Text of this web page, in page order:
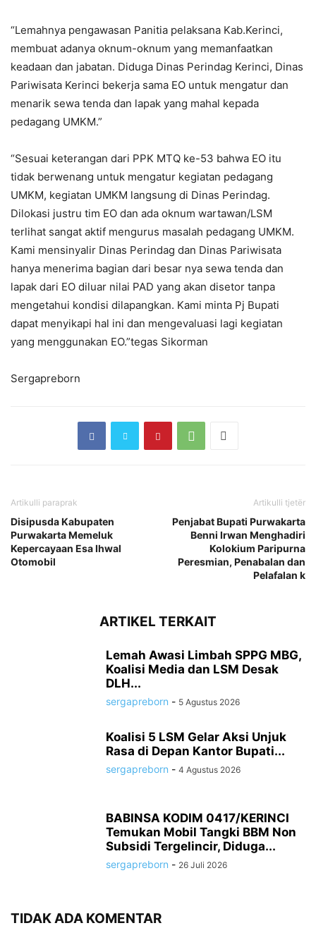
“Lemahnya pengawasan Panitia pelaksana Kab.Kerinci,
membuat adanya oknum-oknum yang memanfaatkan
keadaan dan jabatan. Diduga Dinas Perindag Kerinci, Dinas
Pariwisata Kerinci bekerja sama EO untuk mengatur dan
menarik sewa tenda dan lapak yang mahal kepada
pedagang UMKM.”
“Sesuai keterangan dari PPK MTQ ke-53 bahwa EO itu
tidak berwenang untuk mengatur kegiatan pedagang
UMKM, kegiatan UMKM langsung di Dinas Perindag.
Dilokasi justru tim EO dan ada oknum wartawan/LSM
terlihat sangat aktif mengurus masalah pedagang UMKM.
Kami mensinyalir Dinas Perindag dan Dinas Pariwisata
hanya menerima bagian dari besar nya sewa tenda dan
lapak dari EO diluar nilai PAD yang akan disetor tanpa
mengetahui kondisi dilapangkan. Kami minta Pj Bupati
dapat menyikapi hal ini dan mengevaluasi lagi kegiatan
yang menggunakan EO.”tegas Sikorman
Sergapreborn
Artikulli paraprak
Disipusda Kabupaten
Purwakarta Memeluk
Kepercayaan Esa Ihwal
Otomobil
Artikulli tjetër
Penjabat Bupati Purwakarta
Benni Irwan Menghadiri
Kolokium Paripurna
Peresmian, Penabalan dan
Pelafalan k
ARTIKEL TERKAIT
Lemah Awasi Limbah SPPG MBG,
Koalisi Media dan LSM Desak
DLH...
sergapreborn - 5 Agustus 2026
Koalisi 5 LSM Gelar Aksi Unjuk
Rasa di Depan Kantor Bupati...
sergapreborn - 4 Agustus 2026
BABINSA KODIM 0417/KERINCI
Temukan Mobil Tangki BBM Non
Subsidi Tergelincir, Diduga...
sergapreborn - 26 Juli 2026
TIDAK ADA KOMENTAR